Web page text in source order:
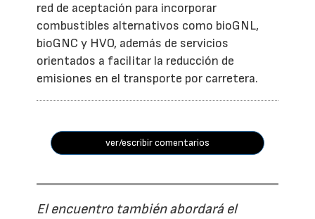
red de aceptación para incorporar
combustibles alternativos como bioGNL,
bioGNC y HVO, además de servicios
orientados a facilitar la reducción de
emisiones en el transporte por carretera.
ver/escribir comentarios
El encuentro también abordará el